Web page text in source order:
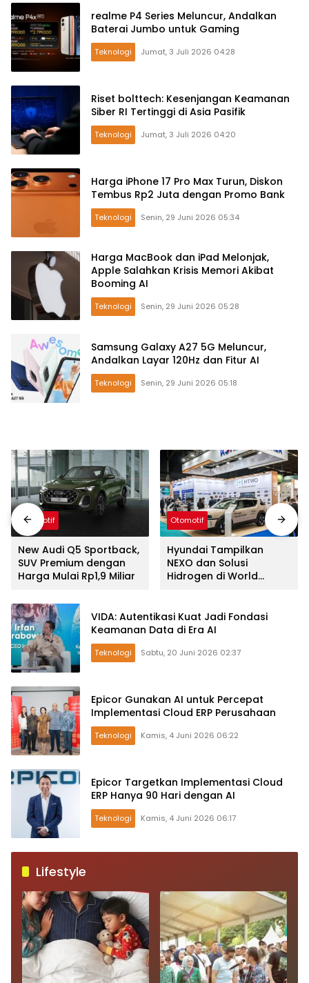
realme P4 Series Meluncur, Andalkan
Baterai Jumbo untuk Gaming
Teknologi Jumat, 3 Juli 2026 04:28
Riset bolttech: Kesenjangan Keamanan
Siber RI Tertinggi di Asia Pasifik
Teknologi Jumat, 3 Juli 2026 04:20
Harga iPhone 17 Pro Max Turun, Diskon
Tembus Rp2 Juta dengan Promo Bank
Teknologi Senin, 29 Juni 2026 05:34
Harga MacBook dan iPad Melonjak,
Apple Salahkan Krisis Memori Akibat
Booming AI
Teknologi Senin, 29 Juni 2026 05:28
Samsung Galaxy A27 5G Meluncur,
Andalkan Layar 120Hz dan Fitur AI
Teknologi Senin, 29 Juni 2026 05:18
Otomotif
New Audi Q5 Sportback,
SUV Premium dengan
Harga Mulai Rp1,9 Miliar
Otomotif
Hyundai Tampilkan
NEXO dan Solusi
Hidrogen di World
VIDA: Autentikasi Kuat Jadi Fondasi
Keamanan Data di Era AI
Teknologi Sabtu, 20 Juni 2026 02:37
Epicor Gunakan AI untuk Percepat
Implementasi Cloud ERP Perusahaan
Teknologi Kamis, 4 Juni 2026 06:22
Epicor Targetkan Implementasi Cloud
ERP Hanya 90 Hari dengan AI
Teknologi Kamis, 4 Juni 2026 06:17
Lifestyle